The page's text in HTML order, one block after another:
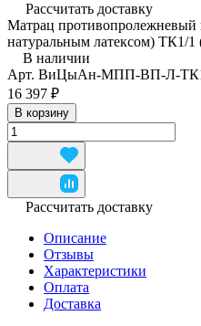
Рассчитать доставку
Матрац противопролежневый
натуральным латексом) ТК1/
В наличии
Арт. ВиЦыАн-МПП-ВП-Л-
16 397 ₽
В корзину
Рассчитать доставку
Описание
Отзывы
Характеристики
Оплата
Доставка